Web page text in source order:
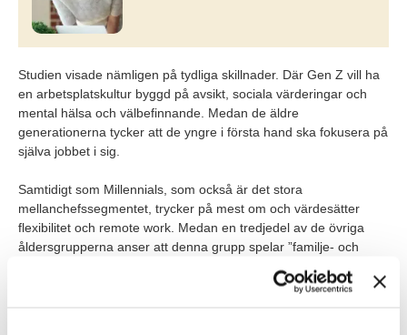
Studien visade nämligen på tydliga skillnader. Där Gen Z vill ha
en arbetsplatskultur byggd på avsikt, sociala värderingar och
mental hälsa och välbefinnande. Medan de äldre
generationerna tycker att de yngre i första hand ska fokusera på
själva jobbet i sig.
Samtidigt som Millennials, som också är det stora
mellanchefssegmentet, trycker på mest om och värdesätter
flexibilitet och remote work. Medan en tredjedel av de övriga
åldersgrupperna anser att denna grupp spelar ”familje- och